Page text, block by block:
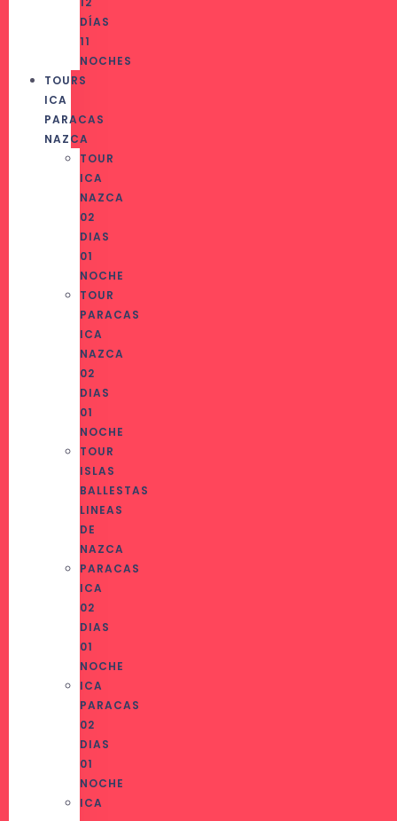
DÍAS
11
NOCHES
TOURS
ICA
PARACAS
NAZCA
TOUR
ICA
NAZCA
02
DIAS
01
NOCHE
TOUR
PARACAS
ICA
NAZCA
02
DIAS
01
NOCHE
TOUR
ISLAS
BALLESTAS
LINEAS
DE
NAZCA
PARACAS
ICA
02
DIAS
01
NOCHE
ICA
PARACAS
02
DIAS
01
NOCHE
ICA